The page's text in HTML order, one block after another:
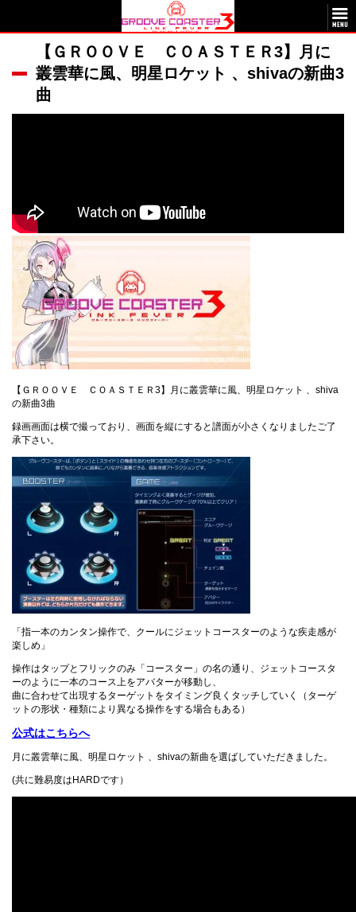
【ＧＲＯＯＶＥ ＣＯＡＳＴＥＲ3】月に
叢雲華に風、明星ロケット 、shivaの新曲3
曲
【ＧＲＯＯＶＥ ＣＯＡＳＴＥＲ3】月に叢雲華に風、明星ロケット 、shiva
の新曲3曲
録画画面は横で撮っており、画面を縦にすると譜面が小さくなりましたご了
承下さい。
「指一本のカンタン操作で、クールにジェットコースターのような疾走感が
楽しめ」
操作はタップとフリックのみ「コースター」の名の通り、ジェットコースタ
ーのように一本のコース上をアバターが移動し、
曲に合わせて出現するターゲットをタイミング良くタッチしていく（ターゲ
ットの形状・種類により異なる操作をする場合もある）
公式はこちらへ
月に叢雲華に風、明星ロケット 、shivaの新曲を選ばしていただきました。
(共に難易度はHARDです）